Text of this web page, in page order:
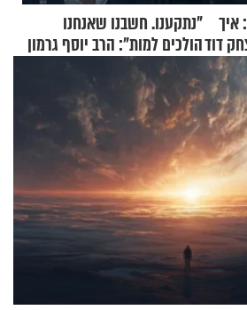
איך
דוד
"נתקענו. חשבנו שאנחנו
הולכים למות": הרב יוסף גרמון
בריאיון מרתק